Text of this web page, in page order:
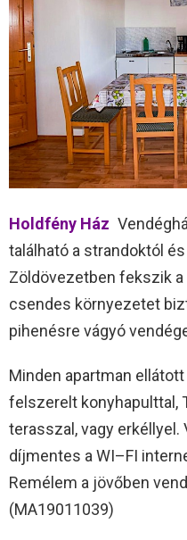
Holdfény Ház
található a strandoktól
Zöldövezetben fekszik a
csendes környezetet
pihenésre vágyó
Minden apartman
felszerelt konyhapulttal,
terasszal, vagy erkéllyel.
díjmentes a WI–FI
Remélem a jövőben
(MA19011039)